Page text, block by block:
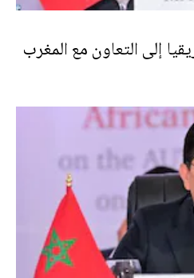
إلى التعاون مع المغرب